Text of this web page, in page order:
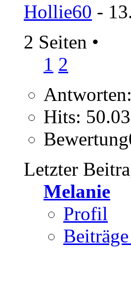
Hollie60 -
2 Seiten •
1 2
Antworten:
Hits:
Letzter
Melanie
Profil